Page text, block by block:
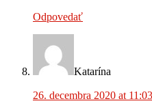
Odpovedať
Katarína
26. decembra 2020 at 11:03